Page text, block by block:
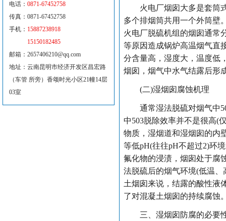
电话： 0871-67452758
传真：0871-67452758
手机： 15887238918
15150182485
邮箱：2657406210@qq.com
地址：云南昆明市经济开发区昌宏路
（车管 所旁）香颂时光小区21幢14层
03室
火电厂烟囱大多是套筒式
多个排烟筒共用一个外筒壁
火电厂脱硫机组的烟囱通常
等原因造成锅炉高温烟气直
分含量高，湿度大，温度低
烟囱，烟气中水气结露后形
(二)湿烟囱腐蚀机理
通常湿法脱硫对烟气中50:
中503脱除效率并不是很高(
物质，湿烟道和湿烟囱的内
等低pH(往往pH不超过2)环
氟化物的浸渍，烟囱处于腐
法脱硫后的烟气环境(低温
土烟囱来说，结露的酸性液
了对混凝土烟囱的持续腐蚀
三、湿烟囱防腐的必要